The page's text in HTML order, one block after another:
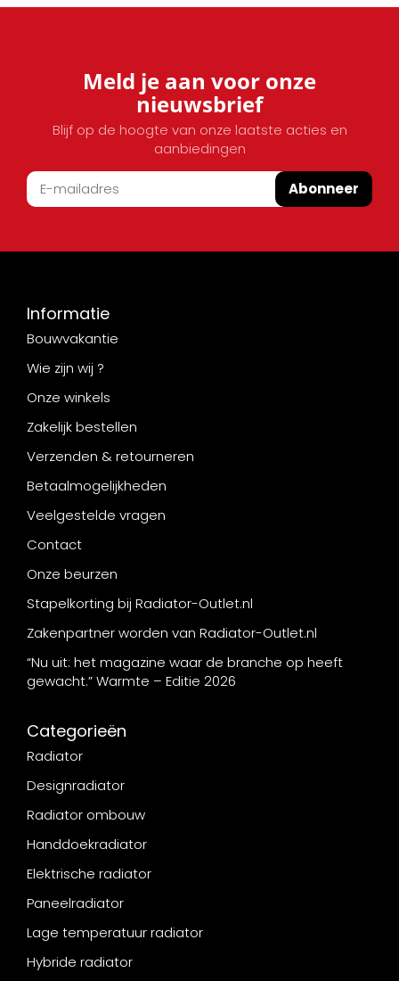
Meld je aan voor onze
nieuwsbrief
Blijf op de hoogte van onze laatste acties en
aanbiedingen
Abonneer
Informatie
Bouwvakantie
Wie zijn wij ?
Onze winkels
Zakelijk bestellen
Verzenden & retourneren
Betaalmogelijkheden
Veelgestelde vragen
Contact
Onze beurzen
Stapelkorting bij Radiator-Outlet.nl
Zakenpartner worden van Radiator-Outlet.nl
“Nu uit: het magazine waar de branche op heeft
gewacht.” Warmte – Editie 2026
Categorieën
Radiator
Designradiator
Radiator ombouw
Handdoekradiator
Elektrische radiator
Paneelradiator
Lage temperatuur radiator
Hybride radiator